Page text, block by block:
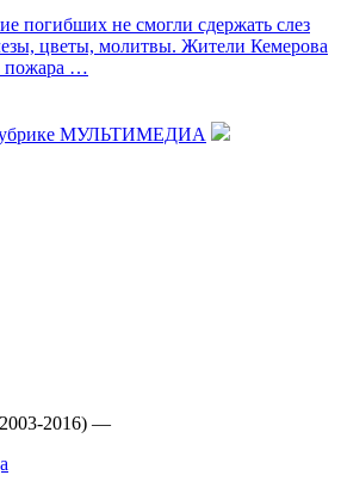
погибших не смогли сдержать слез
цветы, молитвы. Жители Кемерова
пожара …
МУЛЬТИМЕДИА
2016) —